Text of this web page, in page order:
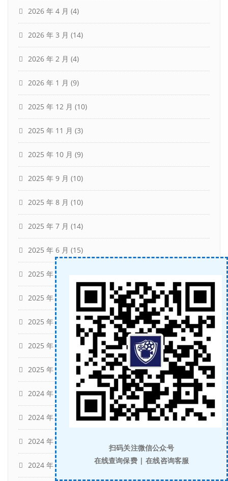
2026 年 4 月 (4)
2026 年 3 月 (14)
2026 年 2 月 (4)
2026 年 1 月 (9)
2025 年 12 月 (10)
2025 年 11 月 (3)
2025 年 10 月 (9)
2025 年 9 月 (10)
2025 年 8 月 (10)
2025 年 7 月 (14)
2025 年 6 月 (15)
2025 年 5 月
2025 年 4 月
2025 年 3 月 (7)
2025 年 2 月 (14)
2025 年 1 月 (6)
2024 年 12 月 (11)
2024 年 11 月 (1)
2024 年 10 月
2024 年 9 月
扫码关注微信公众号
在线查询保费 | 在线咨询客服